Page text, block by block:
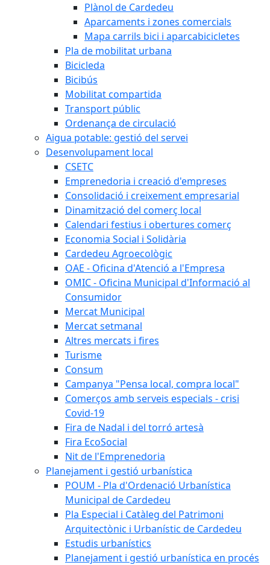
Plànol de Cardedeu
Aparcaments i zones comercials
Mapa carrils bici i aparcabicicletes
Pla de mobilitat urbana
Bicicleda
Bicibús
Mobilitat compartida
Transport públic
Ordenança de circulació
Aigua potable: gestió del servei
Desenvolupament local
CSETC
Emprenedoria i creació d'empreses
Consolidació i creixement empresarial
Dinamització del comerç local
Calendari festius i obertures comerç
Economia Social i Solidària
Cardedeu Agroecològic
OAE - Oficina d'Atenció a l'Empresa
OMIC - Oficina Municipal d'Informació al
Consumidor
Mercat Municipal
Mercat setmanal
Altres mercats i fires
Turisme
Consum
Campanya "Pensa local, compra local"
Comerços amb serveis especials - crisi
Covid-19
Fira de Nadal i del torró artesà
Fira EcoSocial
Nit de l'Emprenedoria
Planejament i gestió urbanística
POUM - Pla d'Ordenació Urbanística
Municipal de Cardedeu
Pla Especial i Catàleg del Patrimoni
Arquitectònic i Urbanístic de Cardedeu
Estudis urbanístics
Planejament i gestió urbanística en procés